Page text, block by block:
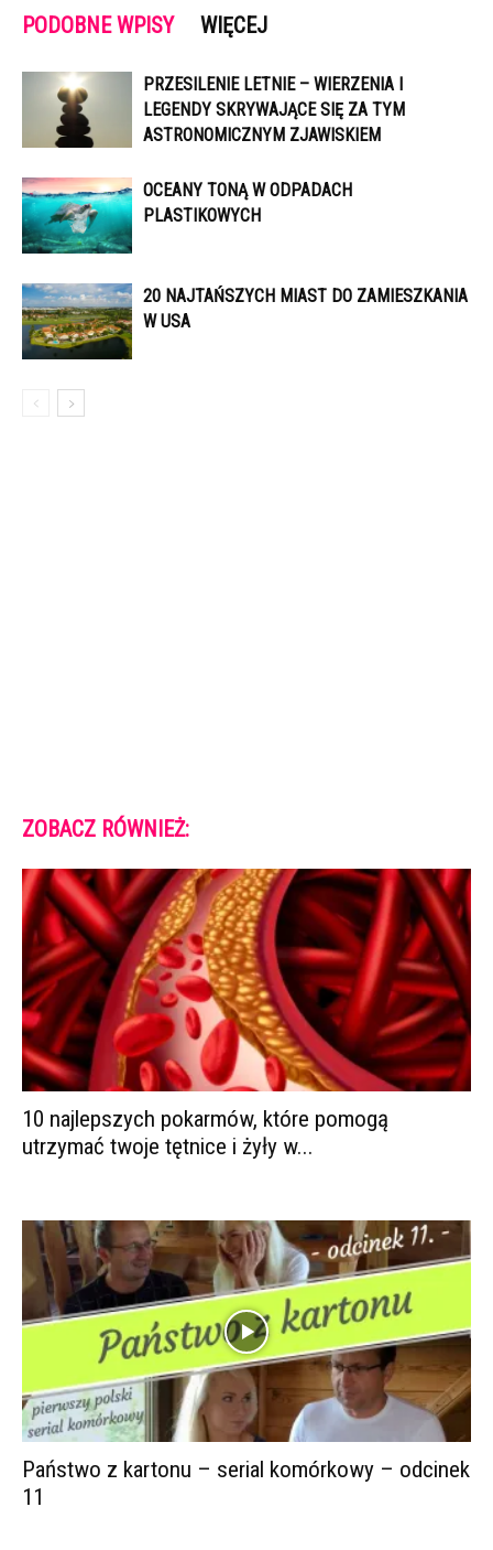
PODOBNE WPISY WIĘCEJ
PRZESILENIE LETNIE – WIERZENIA I
LEGENDY SKRYWAJĄCE SIĘ ZA TYM
ASTRONOMICZNYM ZJAWISKIEM
OCEANY TONĄ W ODPADACH
PLASTIKOWYCH
20 NAJTAŃSZYCH MIAST DO ZAMIESZKANIA
W USA
ZOBACZ RÓWNIEŻ:
10 najlepszych pokarmów, które pomogą
utrzymać twoje tętnice i żyły w...
Państwo z kartonu – serial komórkowy – odcinek
11